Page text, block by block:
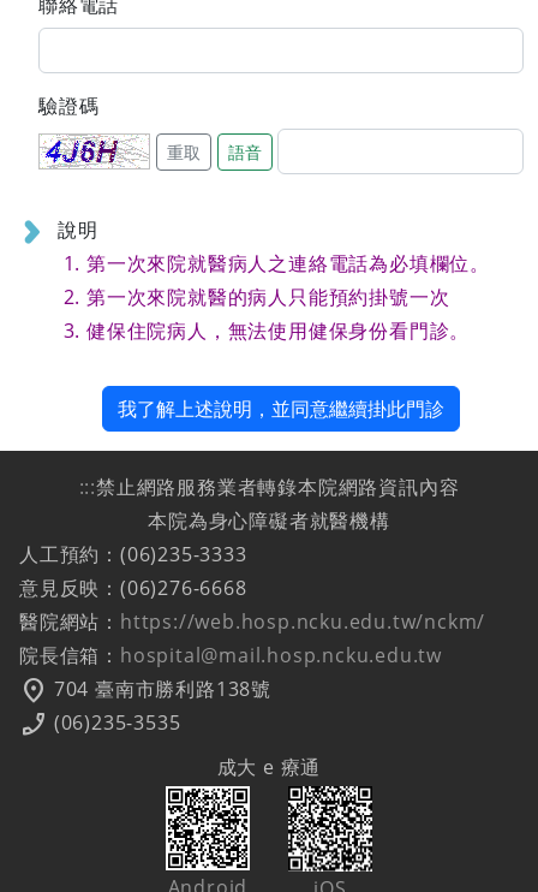
驗證碼
重取 語音
說明
第一次來院就醫病人之連絡電話為必填欄位。
第一次來院就醫的病人只能預約掛號一次
健保住院病人，無法使用健保身份看門診。
我了解上述說明，並同意繼續掛此門診
:::禁止網路服務業者轉錄本院網路資訊內容
本院為身心障礙者就醫機構
人工預約：(06)235-3333
意見反映：(06)276-6668
醫院網站： https://web.hosp.ncku.edu.tw/nckm/
院長信箱： hospital@mail.hosp.ncku.edu.tw
location_on 704 臺南市勝利路138號
phone_enabled (06)235-3535
成大 e 療通